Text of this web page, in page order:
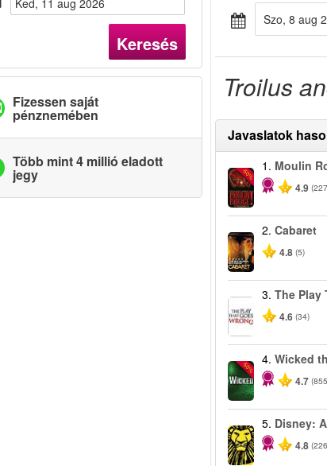
ked, 11 aug 2026
Keresés
Fizessen saját
pénznemében
Több mint 4 millió eladott
jegy
szo, 8 aug
Troilus
Javaslatok
-50%
1. Moulin
4.9
2.Cabaret
4.8 (5)
3.The Play
4.6 (34)
-50%
4.Wicked
4.7
5. Disney:
4.8